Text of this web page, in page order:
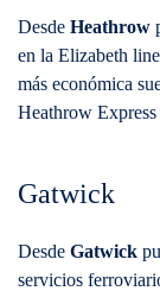
Desde Heathrow
en la Elizabeth
más económica
Heathrow Express
Gatwick
Desde Gatwick
servicios